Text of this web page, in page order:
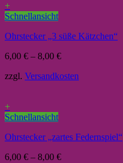
+
Schnellansicht
Ohrstecker „3 süße Kätzchen“
6,00 € – 8,00 €
zzgl. Versandkosten
+
Schnellansicht
Ohrstecker „zartes Federnspiel“
6,00 € – 8,00 €